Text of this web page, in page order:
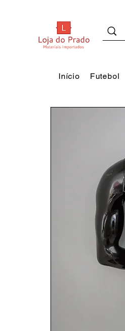
Início Futebol